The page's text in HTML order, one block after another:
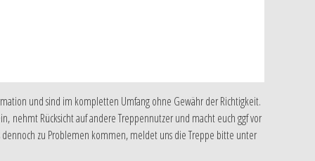
und sind im kompletten Umfang ohne Gewähr der Richtigkeit.
nehmt Rücksicht auf andere Treppennutzer und macht euch ggf vor
dennoch zu Problemen kommen, meldet uns die Treppe bitte unter